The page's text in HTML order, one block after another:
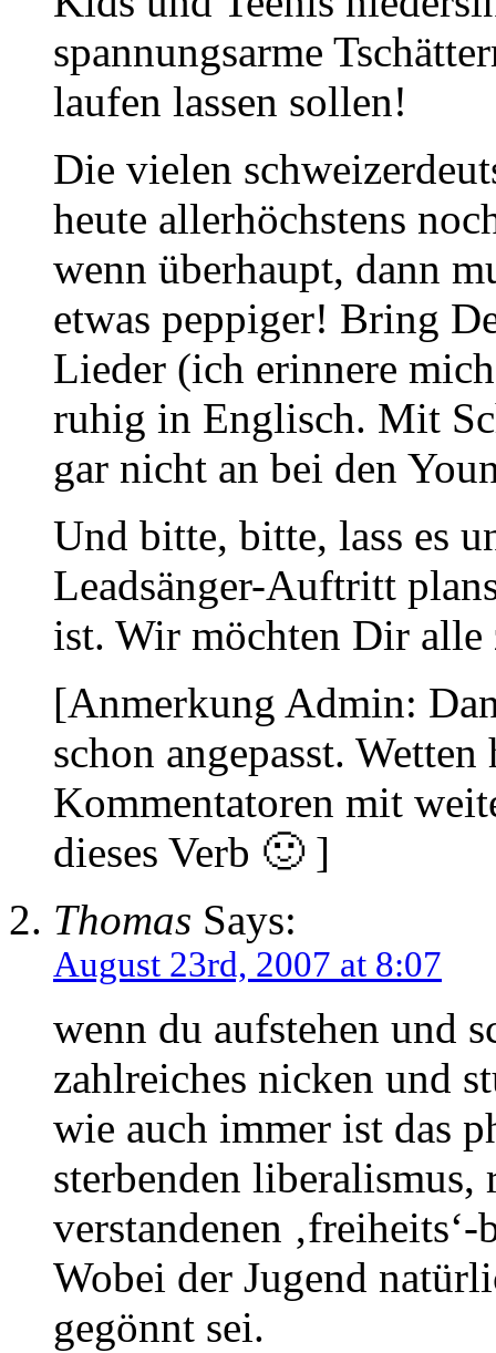
spannungsarme
laufen lassen sollen!
Die vielen
heute allerhöchstens
wenn überhaupt, dann
etwas peppiger! Bring
Lieder (ich erinnere
ruhig in Englisch. Mit
gar nicht an bei den
Und bitte, bitte, lass es
Leadsänger-Auftritt
ist. Wir möchten Dir
[Anmerkung Admin:
schon angepasst.
Kommentatoren mit
dieses Verb 🙂 ]
Thomas Says:
August 23rd, 2007 at 8:07
wenn du aufstehen und
zahlreiches nicken und
wie auch immer ist das
sterbenden liberalismus,
verstandenen
Wobei der Jugend
gegönnt sei.